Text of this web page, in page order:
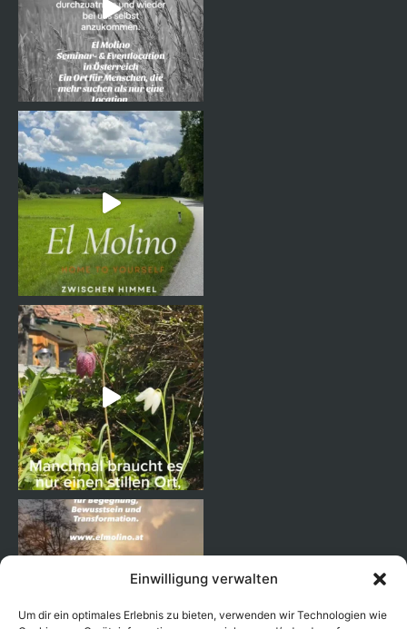
Einwilligung verwalten
Um dir ein optimales Erlebnis zu bieten, verwenden wir Technologien wie